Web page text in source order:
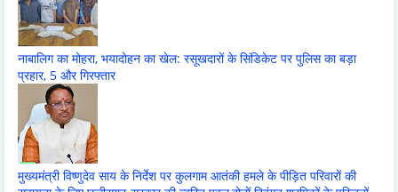
नाबालिग का मोहरा, भयादोहन का खेल: रसूखदारों के सिंडिकेट पर पुलिस का बड़ा
प्रहार, 5 और गिरफ्तार
मुख्यमंत्री विष्णुदेव साय के निर्देश पर कुलगाम आतंकी हमले के पीड़ित परिवारों की